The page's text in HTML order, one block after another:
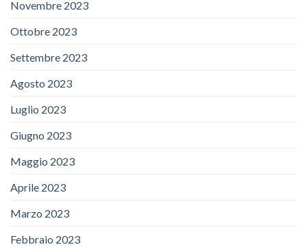
Novembre 2023
Ottobre 2023
Settembre 2023
Agosto 2023
Luglio 2023
Giugno 2023
Maggio 2023
Aprile 2023
Marzo 2023
Febbraio 2023